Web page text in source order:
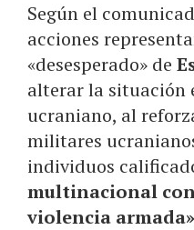
Según el
acciones
«desesperado» de
alterar la situación
ucraniano, al
militares
individuos
multinacional
violencia